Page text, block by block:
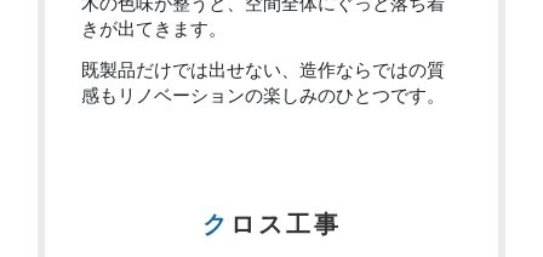
きが出てきます。
既製品だけでは出せない、造作ならではの質
感もリノベーションの楽しみのひとつです。
クロス工事